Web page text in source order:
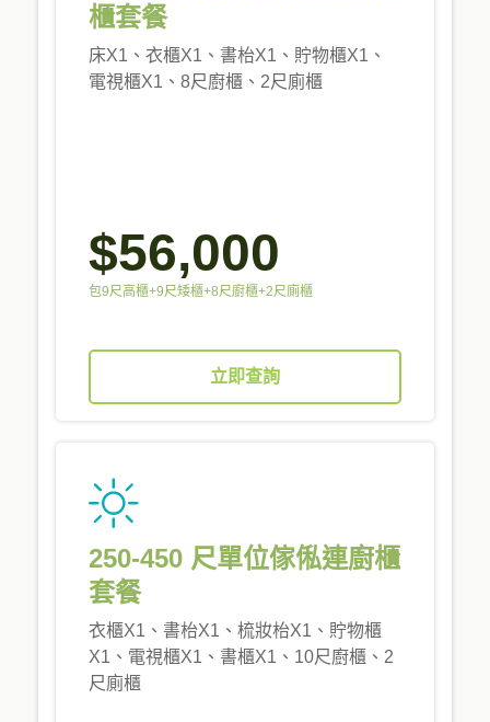
櫃套餐
床X1、衣櫃X1、書枱X1、貯物櫃X1、
電視櫃X1、8尺廚櫃、2尺廁櫃
$56,000
包9尺高櫃+9尺矮櫃+8尺廚櫃+2尺廁櫃
立即查詢
250-450 尺單位傢俬連廚櫃
套餐
衣櫃X1、書枱X1、梳妝枱X1、貯物櫃
X1、電視櫃X1、書櫃X1、10尺廚櫃、2
尺廁櫃